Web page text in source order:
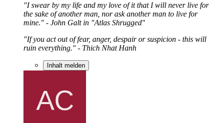
"I swear by my life and my love of it that I will never live for
the sake of another man, nor ask another man to live for
mine." - John Galt in "Atlas Shrugged"
"If you act out of fear, anger, despair or suspicion - this will
ruin everything." - Thich Nhat Hanh
Inhalt melden